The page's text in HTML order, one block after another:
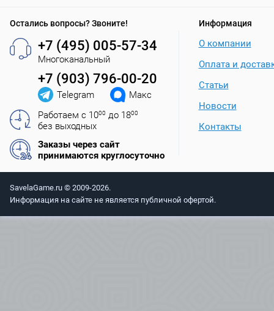
Остались вопросы? Звоните!
+7 (495) 005-57-34
Многоканальный
+7 (903) 796-00-20
Telegram
Макс
Работаем с 1000 до 1800
без выходных
Заказы через сайт
принимаются круглосуточно
Информация
О компании
Оплата и
Статьи
Новости
Контакты
SavelaGame.ru © 2009-2026.
Информация на сайте не является публичной офертой.